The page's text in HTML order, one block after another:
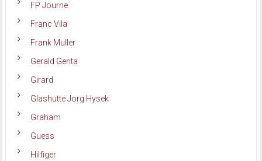
FP Journe
Franc Vila
Frank Muller
Gerald Genta
Girard
Glashutte Jorg Hysek
Graham
Guess
Hilfiger